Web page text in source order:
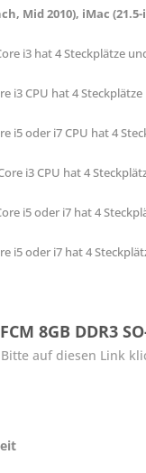
Mid 2010), iMac
i3 hat 4 Steckplätze
i3 CPU hat 4
i5 oder i7 CPU hat 4
i3 CPU hat 4
i5 oder i7 hat 4
i5 oder i7 hat 4
8GB DDR3
auf diesen Link